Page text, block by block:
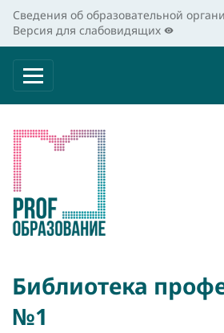
Сведения об образовательной
Версия для слабовидящих
Библиотека
№1